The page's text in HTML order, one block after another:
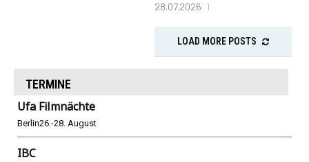
28.07.2026
LOAD MORE POSTS
TERMINE
Ufa Filmnächte
Berlin26.-28. August
IBC